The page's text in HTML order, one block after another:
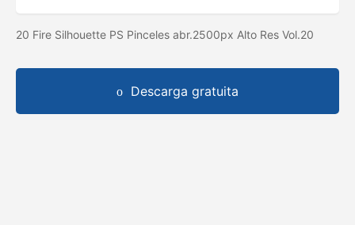
20 Fire Silhouette PS Pinceles abr.2500px Alto Res Vol.20
Descarga gratuita